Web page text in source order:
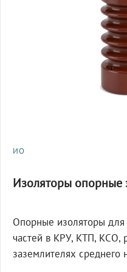
ИО
Изоляторы
Опорные изоляторы
частей в КРУ, КТП, КСО,
заземлителях среднего